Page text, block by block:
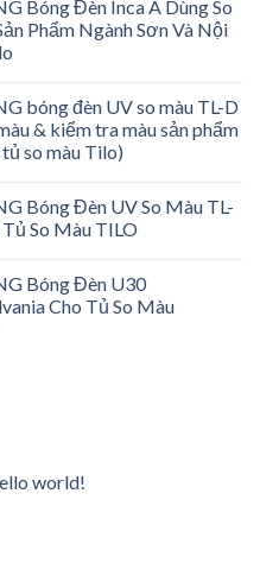
Bóng Đèn Inca A Dùng So
Phẩm Ngành Sơn Và Nội
bóng đèn UV so màu TL-D
& kiểm tra màu sản phẩm
so màu Tilo)
Bóng Đèn UV So Màu TL-
So Màu TILO
Bóng Đèn U30
Cho Tủ So Màu
world!